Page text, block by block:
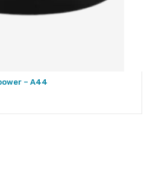
– A44